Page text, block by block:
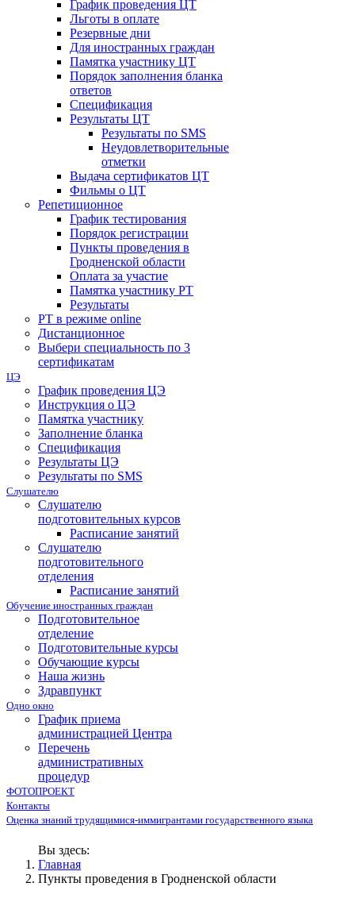
График проведения ЦТ
Льготы в оплате
Резервные дни
Для иностранных граждан
Памятка участнику ЦТ
Порядок заполнения бланка
ответов
Спецификация
Результаты ЦТ
Результаты по SMS
Неудовлетворительные
отметки
Выдача сертификатов ЦТ
Фильмы о ЦТ
Репетиционное
График тестирования
Порядок регистрации
Пункты проведения в
Гродненской области
Оплата за участие
Памятка участнику РТ
Результаты
РТ в режиме online
Дистанционное
Выбери специальность по 3
сертификатам
ЦЭ
График проведения ЦЭ
Инструкция о ЦЭ
Памятка участнику
Заполнение бланка
Спецификация
Результаты ЦЭ
Результаты по SMS
Слушателю
Слушателю
подготовительных курсов
Расписание занятий
Слушателю
подготовительного
отделения
Расписание занятий
Обучение иностранных граждан
Подготовительное
отделение
Подготовительные курсы
Обучающие курсы
Наша жизнь
Здравпункт
Одно окно
График приема
администрацией Центра
Перечень
административных
процедур
ФОТОПРОЕКТ
Контакты
Оценка знаний трудящимися-иммигрантами государственного языка
Вы здесь:
Главная
Пункты проведения в Гродненской области